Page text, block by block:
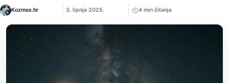
Kozmos.hr 3. lipnja 2025. 4 min čitanja